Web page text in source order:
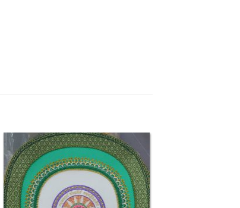
Add to
Wishlist